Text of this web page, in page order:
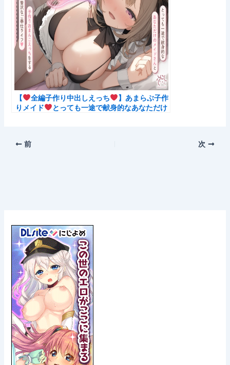
【 全編子作り中出しえっち
】あまらぶ子作
りメイド
とっても一途で献身的なあなただけ
前 次